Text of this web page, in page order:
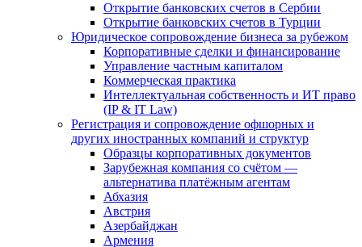
Открытие банковских счетов в Сербии
Открытие банковских счетов в Турции
Юридическое сопровождение бизнеса за рубежом
Корпоративные сделки и финансирование
Управление частным капиталом
Коммерческая практика
Интеллектуальная собственность и ИТ право
(IP & IT Law)
Регистрация и сопровождение офшорных и
других иностранных компаний и структур
Образцы корпоративных документов
Зарубежная компания со счётом —
альтернатива платёжным агентам
Абхазия
Австрия
Азербайджан
Армения